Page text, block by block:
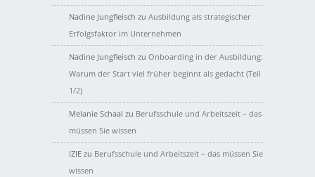
Nadine Jungfleisch zu Ausbildung als strategischer
Erfolgsfaktor im Unternehmen
Nadine Jungfleisch zu Onboarding in der Ausbildung:
Warum der Start viel früher beginnt als gedacht (Teil
1/2)
Melanie Schaal zu Berufsschule und Arbeitszeit – das
müssen Sie wissen
IZIE zu Berufsschule und Arbeitszeit – das müssen Sie
wissen